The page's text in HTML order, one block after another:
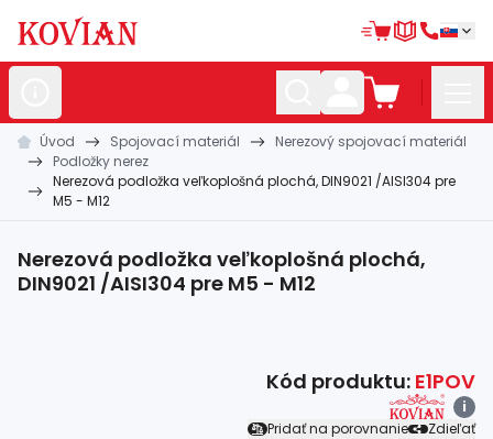
Nerezovépolotovary
Hliníkovépolotovary
Zábradlia amadlá
Úvod Spojovací materiál
Nerezový spojovací materiál
Podložky nerez
Nerezová podložka veľkoplošná plochá, DIN9021 /AISI304 pre
M5 - M12
Nerezová podložka veľkoplošná plochá,
DIN9021 /AISI304 pre M5 - M12
Kód produktu: E1POV
i
Pridať na porovnanie
Zdieľať